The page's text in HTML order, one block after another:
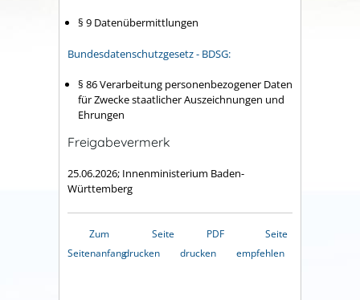
§ 9 Datenübermittlungen
Bundesdatenschutzgesetz - BDSG:
§ 86 Verarbeitung personenbezogener Daten
für Zwecke staatlicher Auszeichnungen und
Ehrungen
Freigabevermerk
25.06.2026; Innenministerium Baden-
Württemberg
Zum
Seitenanfang
Seite
drucken
PDF
drucken
Seite
empfehlen